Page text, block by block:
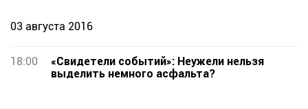
03 августа 2016
18:00
«Свидетели событий»: Неужели нельзя
выделить немного асфальта?